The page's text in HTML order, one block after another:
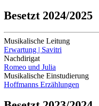
Besetzt 2024/2025
Musikalische Leitung
Erwartung | Savitri
Nachdirigat
Romeo und Julia
Musikalische Einstudierung
Hoffmanns Erzählungen